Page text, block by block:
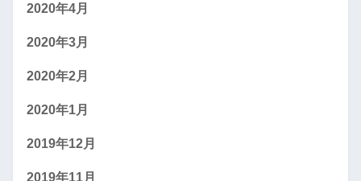
2020年4月
2020年3月
2020年2月
2020年1月
2019年12月
2019年11月